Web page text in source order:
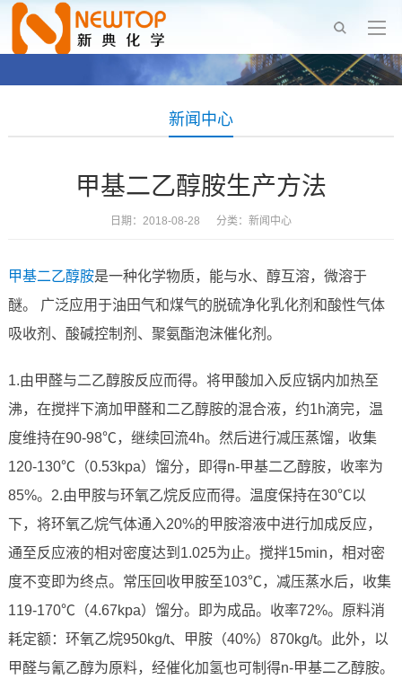
新闻中心
甲基二乙醇胺生产方法
日期：2018-08-28 分类： 新闻中心
甲基二乙醇胺是一种化学物质，能与水、醇互溶，微溶于
醚。 广泛应用于油田气和煤气的脱硫净化乳化剂和酸性气体
吸收剂、酸碱控制剂、聚氨酯泡沫催化剂。
1.由甲醛与二乙醇胺反应而得。将甲酸加入反应锅内加热至
沸，在搅拌下滴加甲醛和二乙醇胺的混合液，约1h滴完，温
度维持在90-98℃，继续回流4h。然后进行减压蒸馏，收集
120-130℃（0.53kpa）馏分，即得n-甲基二乙醇胺，收率为
85%。2.由甲胺与环氧乙烷反应而得。温度保持在30℃以
下，将环氧乙烷气体通入20%的甲胺溶液中进行加成反应，
通至反应液的相对密度达到1.025为止。搅拌15min，相对密
度不变即为终点。常压回收甲胺至103℃，减压蒸水后，收集
119-170℃（4.67kpa）馏分。即为成品。收率72%。原料消
耗定额：环氧乙烷950kg/t、甲胺（40%）870kg/t。此外，以
甲醛与氰乙醇为原料，经催化加氢也可制得n-甲基二乙醇胺。